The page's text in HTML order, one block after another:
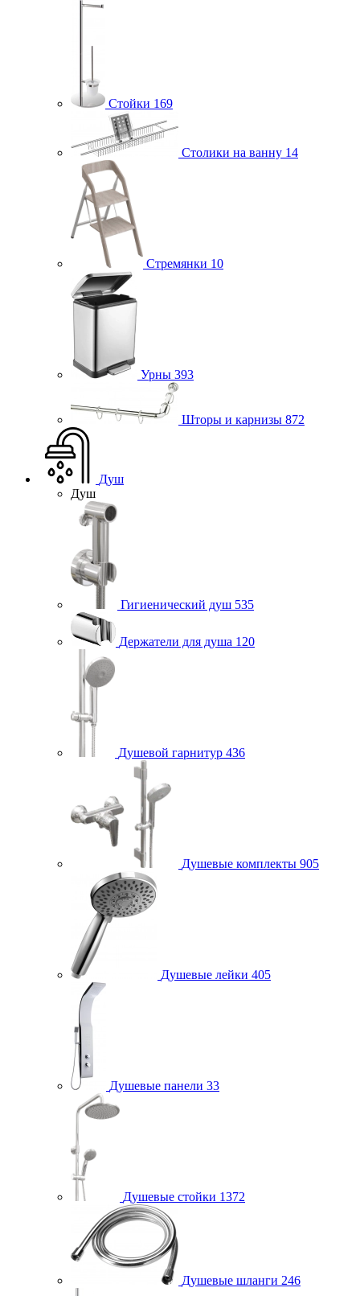
Стойки 169
Столики на ванну 14
Стремянки 10
Урны 393
Шторы и карнизы 872
Душ
Душ
Гигиенический душ 535
Держатели для душа 120
Душевой гарнитур 436
Душевые комплекты 905
Душевые лейки 405
Душевые панели 33
Душевые стойки 1372
Душевые шланги 246